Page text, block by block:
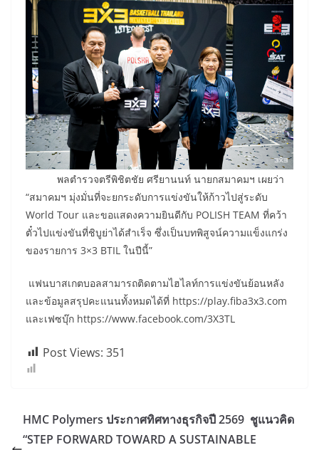
พลตำรวจตรีพิชิตชัย ศรียานนท์ นายกสมาคมฯ เผยว่า
“สมาคมฯ มุ่งมั่นที่จะยกระดับการแข่งขันให้ก้าวไปสู่ระดับ
World Tour และขอแสดงความยินดีกับ POLISH TEAM ที่คว้า
ตั๋วไปแข่งขันที่ชิบูย่าได้สำเร็จ ซึ่งเป็นบทพิสูจน์ความแข็งแกร่ง
ของรายการ 3×3 BTIL ในปีนี้”
แฟนบาสเกตบอลสามารถติดตามไฮไลท์การแข่งขันย้อนหลัง
และข้อมูลสรุปคะแนนทั้งหมดได้ที่ https://play.fiba3x3.com
และเฟซบุ๊ก https://www.facebook.com/3X3TL
Post Views: 351
HMC Polymers ประกาศทิศทางธุรกิจปี 2569 ชูแนวคิด
“STEP FORWARD TOWARD A SUSTAINABLE